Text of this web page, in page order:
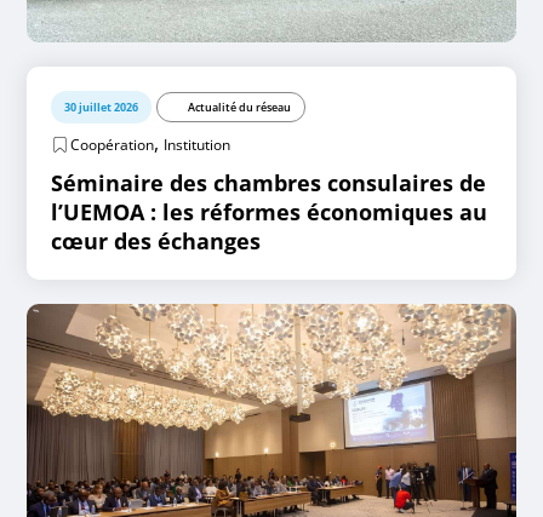
30 juillet 2026 Actualité du réseau
Coopération, Institution
Séminaire des chambres consulaires de
l’UEMOA : les réformes économiques au
cœur des échanges